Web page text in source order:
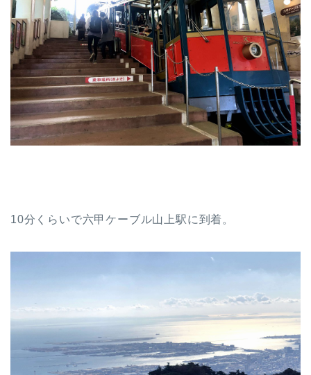
10分くらいで六甲ケーブル山上駅に到着。